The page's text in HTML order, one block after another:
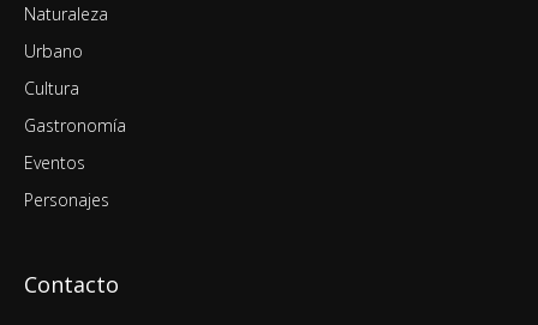
Naturaleza
Urbano
Cultura
Gastronomía
Eventos
Personajes
Contacto